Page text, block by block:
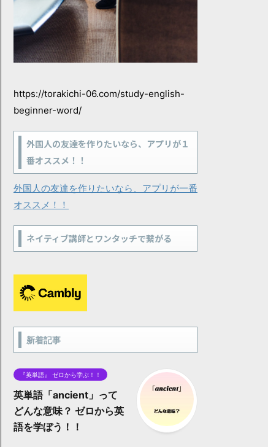
https://torakichi-06.com/study-english-
beginner-word/
外国人の友達を作りたいなら、アプリが１
番オススメ！！
外国人の友達を作りたいなら、アプリが一番
オススメ！！
ネイティブ講師とワンタッチで繋がる
新着記事
『英単語』 ゼロから学ぶ！！
英単語「ancient」って
どんな意味？ ゼロから英
語を学ぼう！！